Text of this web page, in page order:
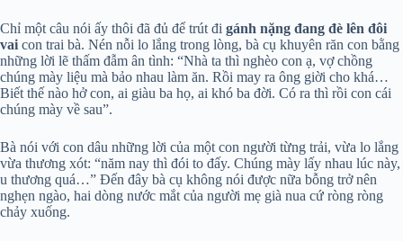
Chỉ một câu nói ấy thôi đã đủ để trút đi gánh nặng đang đè lên đôi
vai con trai bà. Nén nỗi lo lắng trong lòng, bà cụ khuyên răn con bằng
những lời lẽ thấm đẫm ân tình: “Nhà ta thì nghèo con ạ, vợ chồng
chúng mày liệu mà bảo nhau làm ăn. Rồi may ra ông giời cho khá…
Biết thế nào hở con, ai giàu ba họ, ai khó ba đời. Có ra thì rồi con cái
chúng mày về sau”.
Bà nói với con dâu những lời của một con người từng trải, vừa lo lắng
vừa thương xót: “năm nay thì đói to đấy. Chúng mày lấy nhau lúc này,
u thương quá…” Đến đây bà cụ không nói được nữa bỗng trở nên
nghẹn ngào, hai dòng nước mắt của người mẹ già nua cứ ròng ròng
chảy xuống.